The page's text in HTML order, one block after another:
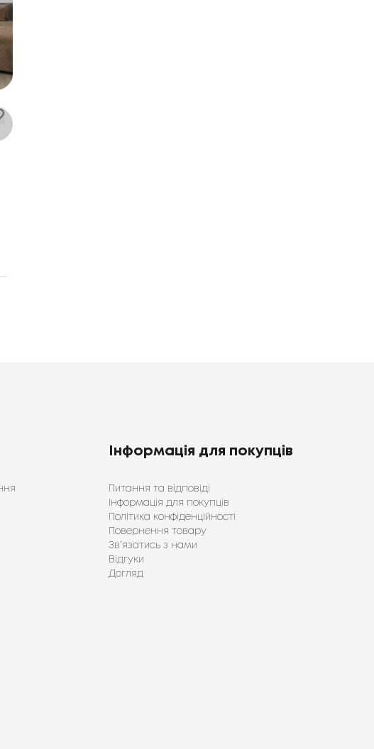
Інформація для покупців
Питання та відповіді
Інформація для покупців
Політика конфіденційності
Повернення товару
Зв’язатись з нами
Відгуки
Догляд